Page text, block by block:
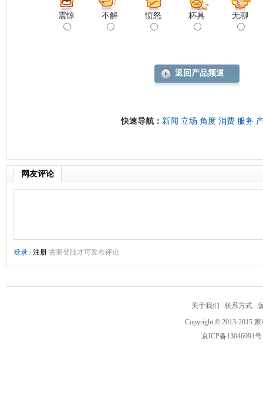
震惊 不解 愤怒 杯具 无聊
返回产品频道
快速导航： 新闻 立场 角度 消费 服务
网友评论
关于我们 联系方式
Copyright © 2013-2015
京ICP备13046091号